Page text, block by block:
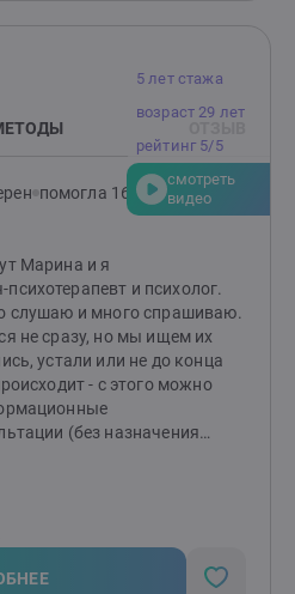
5 лет стажа
возраст 29 лет
рейтинг 5/5
смотреть
видео
помогла 161 клиенту
Марина и я
и психолог.
слушаю и много спрашиваю.
не сразу, но мы ищем их
устали или не до конца
- с этого можно
(без назначения
себя, справляться с
ресурсы для
каждом человеке есть сила
моя задача - помочь их